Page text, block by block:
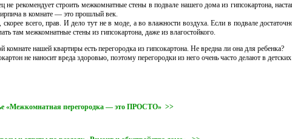
не рекомендует строить межкомнатные стены в подвале нашего дома из гипсокартона,
в комнате — это прошлый век.
всего, прав. И дело тут не в моде, а во влажности воздуха. Если в подвале
там межкомнатные стены из гипсокартона, даже из влагостойкого.
комнате нашей квартиры есть перегородка из гипсокартона. Не вредна ли она для ребенка?
не наносит вреда здоровью, поэтому перегородки из него очень часто делают в
«Межкомнатная перегородка — это ПРОСТО» >>